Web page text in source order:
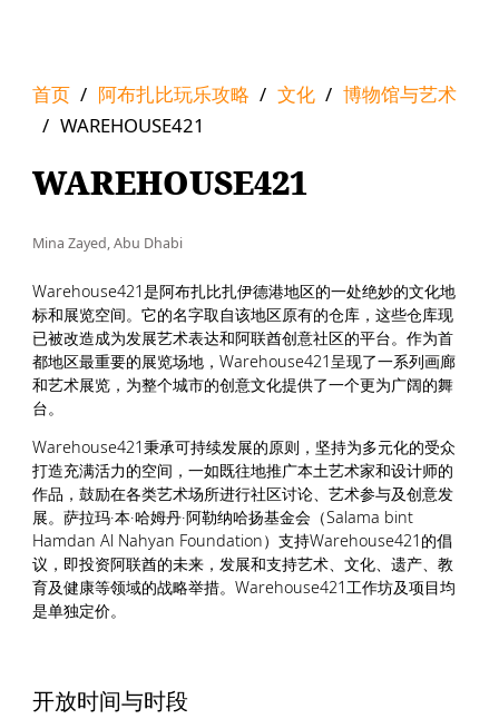
首页 / 阿布扎比玩乐攻略 / 文化 / 博物馆与艺术
/ WAREHOUSE421
WAREHOUSE421
Mina Zayed, Abu Dhabi
Warehouse421是阿布扎比扎伊德港地区的一处绝妙的文化地
标和展览空间。它的名字取自该地区原有的仓库，这些仓库现
已被改造成为发展艺术表达和阿联酋创意社区的平台。作为首
都地区最重要的展览场地，Warehouse421呈现了一系列画廊
和艺术展览，为整个城市的创意文化提供了一个更为广阔的舞
台。
Warehouse421秉承可持续发展的原则，坚持为多元化的受众
打造充满活力的空间，一如既往地推广本土艺术家和设计师的
作品，鼓励在各类艺术场所进行社区讨论、艺术参与及创意发
展。萨拉玛·本·哈姆丹·阿勒纳哈扬基金会（Salama bint
Hamdan Al Nahyan Foundation）支持Warehouse421的倡
议，即投资阿联酋的未来，发展和支持艺术、文化、遗产、教
育及健康等领域的战略举措。Warehouse421工作坊及项目均
是单独定价。
开放时间与时段